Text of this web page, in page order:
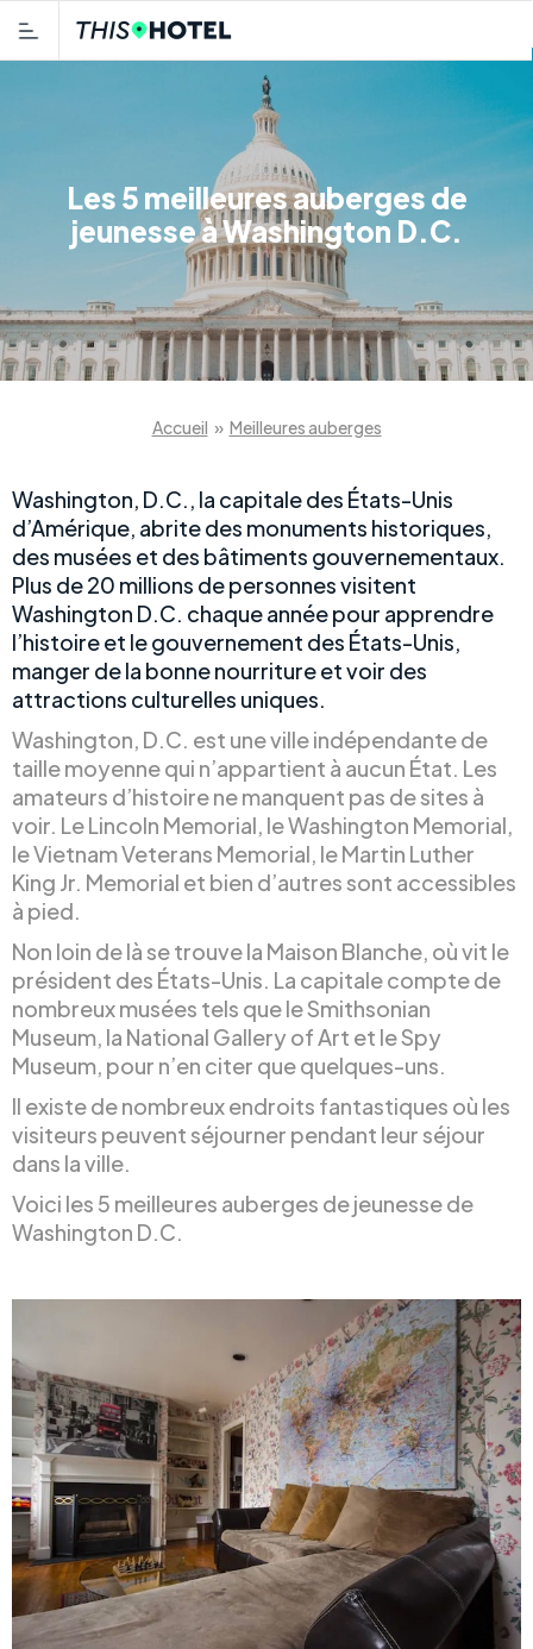
Les 5 meilleures auberges de
jeunesse à Washington D.C.
Accueil » Meilleures auberges
Washington, D.C., la capitale des États-Unis
d’Amérique, abrite des monuments historiques,
des musées et des bâtiments gouvernementaux.
Plus de 20 millions de personnes visitent
Washington D.C. chaque année pour apprendre
l’histoire et le gouvernement des États-Unis,
manger de la bonne nourriture et voir des
attractions culturelles uniques.
Washington, D.C. est une ville indépendante de
taille moyenne qui n’appartient à aucun État. Les
amateurs d’histoire ne manquent pas de sites à
voir. Le Lincoln Memorial, le Washington Memorial,
le Vietnam Veterans Memorial, le Martin Luther
King Jr. Memorial et bien d’autres sont accessibles
à pied.
Non loin de là se trouve la Maison Blanche, où vit le
président des États-Unis. La capitale compte de
nombreux musées tels que le Smithsonian
Museum, la National Gallery of Art et le Spy
Museum, pour n’en citer que quelques-uns.
Il existe de nombreux endroits fantastiques où les
visiteurs peuvent séjourner pendant leur séjour
dans la ville.
Voici les 5 meilleures auberges de jeunesse de
Washington D.C.